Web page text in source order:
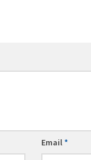
Email*